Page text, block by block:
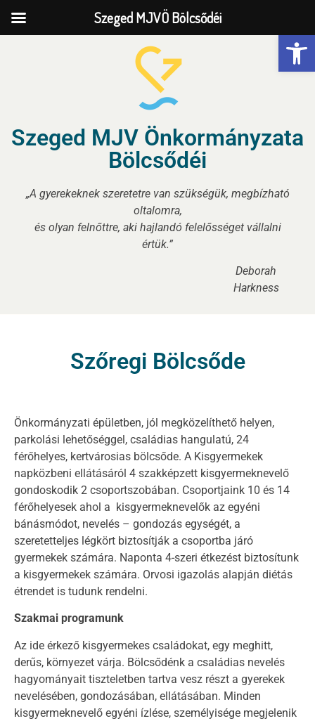
Szeged MJV Önkormányzata
Bölcsődéi
„A gyerekeknek szeretetre van szükségük, megbízható
oltalomra,
és olyan felnőttre, aki hajlandó felelősséget vállalni
értük.”
Deborah
Harkness
Szőregi Bölcsőde
Önkormányzati épületben, jól megközelíthető helyen,
parkolási lehetőséggel, családias hangulatú, 24
férőhelyes, kertvárosias bölcsőde. A Kisgyermekek
napközbeni ellátásáról 4 szakképzett kisgyermeknevelő
gondoskodik 2 csoportszobában. Csoportjaink 10 és 14
férőhelyesek ahol a kisgyermeknevelők az egyéni
bánásmódot, nevelés – gondozás egységét, a
szeretetteljes légkört biztosítják a csoportba járó
gyermekek számára. Naponta 4-szeri étkezést biztosítunk
a kisgyermekek számára. Orvosi igazolás alapján diétás
étrendet is tudunk rendelni.
Szakmai programunk
Az ide érkező kisgyermekes családokat, egy meghitt,
derűs, környezet várja. Bölcsődénk a családias nevelés
hagyományait tiszteletben tartva vesz részt a gyerekek
nevelésében, gondozásában, ellátásában. Minden
kisgyermeknevelő egyéni ízlése, személyisége megjelenik
Szeged MJVÖ Bölcsődéi